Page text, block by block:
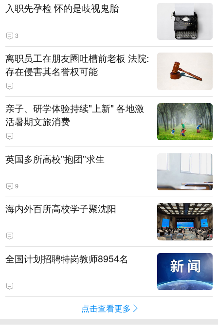
入职先孕检 怀的是歧视鬼胎
3
离职员工在朋友圈吐槽前老板 法院:
存在侵害其名誉权可能
亲子、研学体验持续"上新" 各地激
活暑期文旅消费
英国多所高校"抱团"求生
9
海内外百所高校学子聚沈阳
全国计划招聘特岗教师8954名
点击查看更多